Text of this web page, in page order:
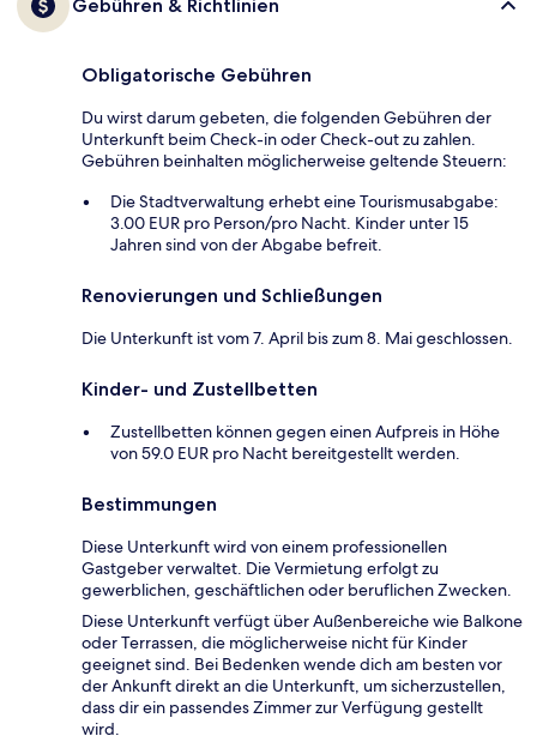
Gebühren & Richtlinien
Obligatorische Gebühren
Du wirst darum gebeten, die folgenden Gebühren der
Unterkunft beim Check-in oder Check-out zu zahlen.
Gebühren beinhalten möglicherweise geltende Steuern:
Die Stadtverwaltung erhebt eine Tourismusabgabe:
3.00 EUR pro Person/pro Nacht. Kinder unter 15
Jahren sind von der Abgabe befreit.
Renovierungen und Schließungen
Die Unterkunft ist vom 7. April bis zum 8. Mai geschlossen.
Kinder- und Zustellbetten
Zustellbetten können gegen einen Aufpreis in Höhe
von 59.0 EUR pro Nacht bereitgestellt werden.
Bestimmungen
Diese Unterkunft wird von einem professionellen
Gastgeber verwaltet. Die Vermietung erfolgt zu
gewerblichen, geschäftlichen oder beruflichen Zwecken.
Diese Unterkunft verfügt über Außenbereiche wie Balkone
oder Terrassen, die möglicherweise nicht für Kinder
geeignet sind. Bei Bedenken wende dich am besten vor
der Ankunft direkt an die Unterkunft, um sicherzustellen,
dass dir ein passendes Zimmer zur Verfügung gestellt
wird.